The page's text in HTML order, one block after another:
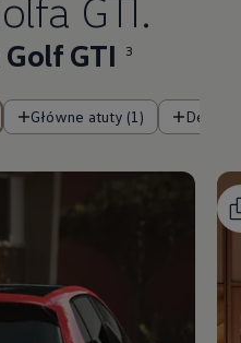
GTI.
GTI 3
Główne atuty (1) Design